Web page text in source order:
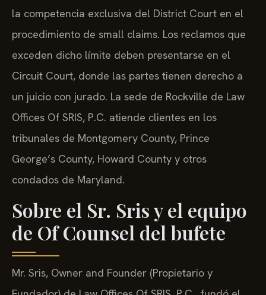
la competencia exclusiva del District Court en el
procedimiento de small claims. Los reclamos que
exceden dicho límite deben presentarse en el
Circuit Court, donde las partes tienen derecho a
un juicio con jurado. La sede de Rockville de Law
Offices Of SRIS, P.C. atiende clientes en los
tribunales de Montgomery County, Prince
George’s County, Howard County y otros
condados de Maryland.
Sobre el Sr. Sris y el equipo
de Of Counsel del bufete
Mr. Sris, Owner and Founder (Propietario y
Fundador) de Law Offices Of SRIS, P.C., fundó el